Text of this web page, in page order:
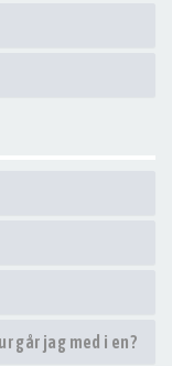
går jag med i en?